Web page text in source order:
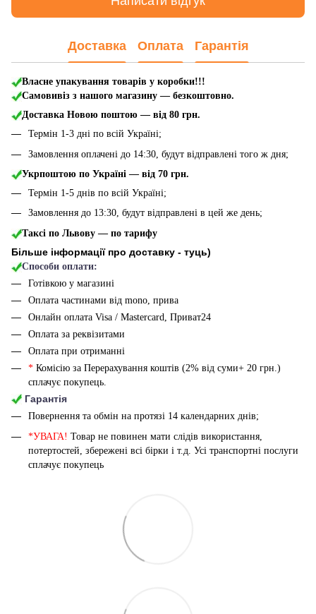
Доставка Оплата Гарантія
Власне упакування товарів у коробки!!!
Самовивіз з нашого магазину — безкоштовно.
Доставка Новою поштою — від 80 грн.
Термін 1-3 дні по всій Україні;
Замовлення оплачені до 14:30, будут відправлені того ж дня;
Укрпоштою по Україні — від 70 грн.
Термін 1-5 днів по всій Україні;
Замовлення до 13:30, будут відправлені в цей же день;
Таксі по Львову — по тарифу
Більше інформації про доставку - туць)
Способи оплати:
Готівкою у магазині
Оплата частинами від mono, прива
Онлайн оплата Visa / Mastercard, Приват24
Оплата за реквізитами
Оплата при отриманні
* Комісію за Перерахування коштів (2% від суми+ 20 грн.)
сплачує покупець.
Гарантія
Повернення та обмін на протязі 14 календарних днів;
*УВАГА! Товар не повинен мати слідів використання,
потертостей, збережені всі бірки і т.д. Усі транспортні послуги
сплачує покупець